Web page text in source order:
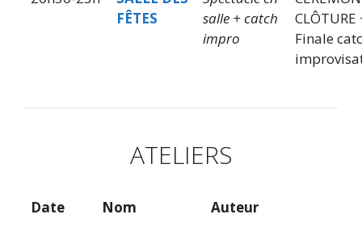
FÊTES
salle + catch
impro
CLÔTURE
Finale
ATELIERS
Date Nom
Auteur